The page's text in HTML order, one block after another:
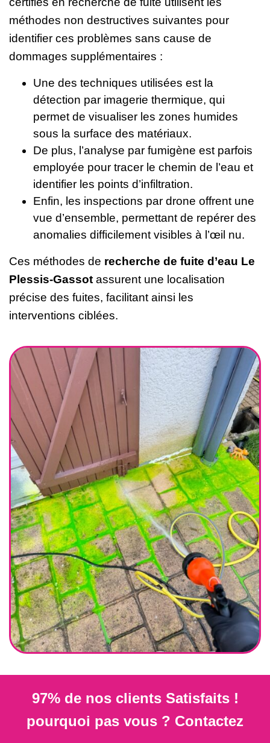
méthodes non destructives suivantes pour
identifier ces problèmes sans cause de
dommages supplémentaires :
Une des techniques utilisées est la
détection par imagerie thermique, qui
permet de visualiser les zones humides
sous la surface des matériaux.
De plus, l’analyse par fumigène est parfois
employée pour tracer le chemin de l’eau et
identifier les points d’infiltration.
Enfin, les inspections par drone offrent une
vue d’ensemble, permettant de repérer des
anomalies difficilement visibles à l’œil nu.
Ces méthodes de recherche de fuite d’eau Le
Plessis-Gassot assurent une localisation
précise des fuites, facilitant ainsi les
interventions ciblées.
97% de nos clients Satisfaits !
pourquoi pas vous ? Contactez